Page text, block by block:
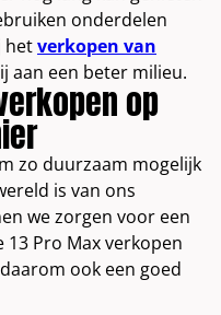
onderdelen
hetverkopen van
aan een beter milieu.
op
zo duurzaam mogelijk
is van ons
we zorgen voor een
13 Pro Max verkopen
ook een goed